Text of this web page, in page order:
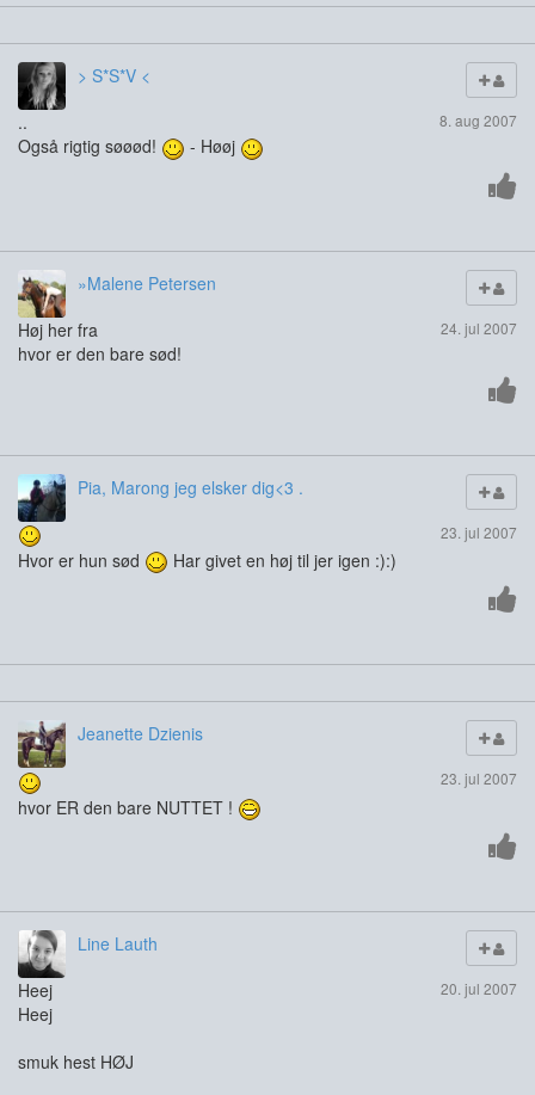
> S*S*V <
8. aug 2007
..
Også rigtig søøød!
- Høøj
»Malene Petersen
24. jul 2007
Høj her fra
hvor er den bare sød!
Pia, Marong jeg elsker dig<3 .
23. jul 2007
Hvor er hun sød Har givet en høj til jer igen :):)
Jeanette Dzienis
23. jul 2007
hvor ER den bare NUTTET !
Line Lauth
20. jul 2007
Heej
Heej
smuk hest HØJ